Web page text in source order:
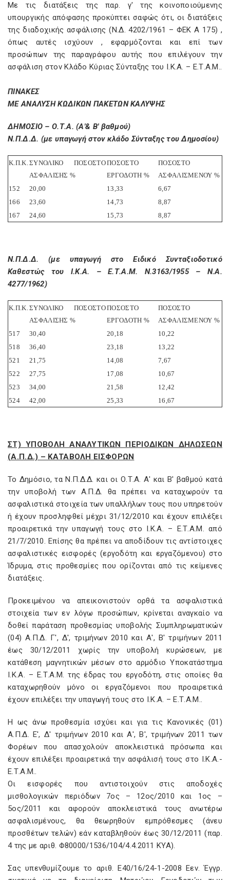
Με τις διατάξεις της παρ. γ' της κοινοποιούμενης
υπουργικής απόφασης προκύπτει σαφώς ότι, οι διατάξεις
της διαδοχικής ασφάλισης (Ν.Δ. 4202/1961 – ΦΕΚ Α 175) ,
όπως αυτές ισχύουν , εφαρμόζονται και επί των
προσώπων της παραγράφου αυτής που επιλέγουν την
ασφάλιση στον Κλάδο Κύριας Σύνταξης του Ι.Κ.Α. – Ε.Τ.A.M..
ΠΙΝΑΚΕΣ
ΜΕ ΑΝΑΛΥΣΗ ΚΩΔΙΚΩΝ ΠΑΚΕΤΩΝ ΚΑΛΥΨΗΣ
ΔΗΜΟΣΙΟ – Ο.Τ.Α. (Α'& Β' βαθμού)
Ν.Π.Δ.Δ. (με υπαγωγή στον κλάδο Σύνταξης του Δημοσίου)
Κ.Π.Κ.ΣΥΝΟΛΙΚΟ ΠΟΣΟΣΤΟ
ΑΣΦΑΛΙΣΗΣ %
ΠΟΣΟΣΤΟ
ΕΡΓΟΔΟΤΗ %
ΠΟΣΟΣΤΟ
ΑΣΦΑΛΙΣΜΕΝΟΥ %
152
20,00 13,33
6,67
166
23,60 14,73
8,87
167
24,60 15,73 8,87
Ν.Π.Δ.Δ. (με υπαγωγή στο Ειδικό Συνταξιοδοτικό
Καθεστώς του Ι.Κ.Α. – Ε.Τ.Α.Μ. Ν.3163/1955 – Ν.Α.
4277/1962)
Κ.Π.Κ.ΣΥΝΟΛΙΚΟ ΠΟΣΟΣΤΟ
ΑΣΦΑΛΙΣΗΣ %
ΠΟΣΟΣΤΟ
ΕΡΓΟΔΟΤΗ %
ΠΟΣΟΣΤΟ
ΑΣΦΑΛΙΣΜΕΝΟΥ %
517
30,40 20,18
10,22
518
36,40 23,18
13,22
521
21,75 14,08
7,67
522
27,75 17,08
10,67
523
34,00 21,58
12,42
524
42,00 25,33 16,67
ΣΤ) ΥΠΟΒΟΛΗ ΑΝΑΛΥΤΙΚΩΝ ΠΕΡΙΟΔΙΚΩΝ ΔΗΛΩΣΕΩΝ
(Α.Π.Δ.) – ΚΑΤΑΒΟΛΗ ΕΙΣΦΟΡΩΝ
Το Δημόσιο, τα Ν.Π.Δ.Δ. και οι Ο.Τ.Α. Α' και Β' βαθμού κατά
την υποβολή των Α.Π.Δ. θα πρέπει να καταχωρούν τα
ασφαλιστικά στοιχεία των υπαλλήλων τους που υπηρετούν
ή έχουν προσληφθεί μέχρι 31/12/2010 και έχουν επιλέξει
προαιρετικά την υπαγωγή τους στο Ι.Κ.Α. – Ε.Τ.Α.Μ. από
21/7/2010. Επίσης θα πρέπει να αποδίδουν τις αντίστοιχες
ασφαλιστικές εισφορές (εργοδότη και εργαζόμενου) στο
Ίδρυμα, στις προθεσμίες που ορίζονται από τις κείμενες
διατάξεις.
Προκειμένου να απεικονιστούν ορθά τα ασφαλιστικά
στοιχεία των εν λόγω προσώπων, κρίνεται αναγκαίο να
δοθεί παράταση προθεσμίας υποβολής Συμπληρωματικών
(04) Α.Π.Δ. Γ', Δ', τριμήνων 2010 και Α', Β' τριμήνων 2011
έως 30/12/2011 χωρίς την υποβολή κυρώσεων, με
κατάθεση μαγνητικών μέσων στο αρμόδιο Υποκατάστημα
Ι.Κ.Α. – Ε.Τ.A.M. της έδρας του εργοδότη, στις οποίες θα
καταχωρηθούν μόνο οι εργαζόμενοι που προαιρετικά
έχουν επιλέξει την υπαγωγή τους στο Ι.Κ.Α. – Ε.Τ.Α.Μ..
Η ως άνω προθεσμία ισχύει και για τις Κανονικές (01)
Α.Π.Δ. Ε', Δ' τριμήνων 2010 και Α', Β', τριμήνων 2011 των
Φορέων που απασχολούν αποκλειστικά πρόσωπα και
έχουν επιλέξει προαιρετικά την ασφάλισή τους στο Ι.Κ.Α.-
Ε.Τ.Α.Μ..
Οι εισφορές που αντιστοιχούν στις αποδοχές
μισθολογικών περιόδων 7ος – 12ος/2010 και 1ος –
5ος/2011 και αφορούν αποκλειστικά τους ανωτέρω
ασφαλισμένους, θα θεωρηθούν εμπρόθεσμες (άνευ
προσθέτων τελών) εάν καταβληθούν έως 30/12/2011 (παρ.
4 της με αριθ. Φ80000/1536/104/4.4.2011 ΚΥΑ).
Σας υπενθυμίζουμε το αριθ. Ε40/16/24-1-2008 Εεν. Έγγρ.